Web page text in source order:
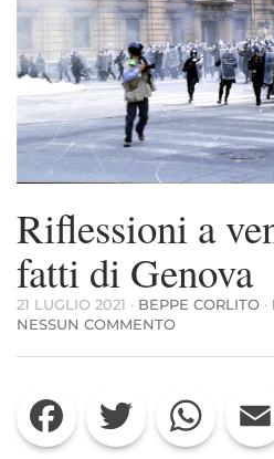
Riflessioni a
fatti di Genova
21 LUGLIO 2021 · BEPPE CORLITO ·
NESSUN COMMENTOSU
A
DAI
FATTI
DI
Facebook Twitter